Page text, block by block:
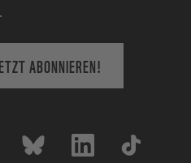
ABONNIEREN!